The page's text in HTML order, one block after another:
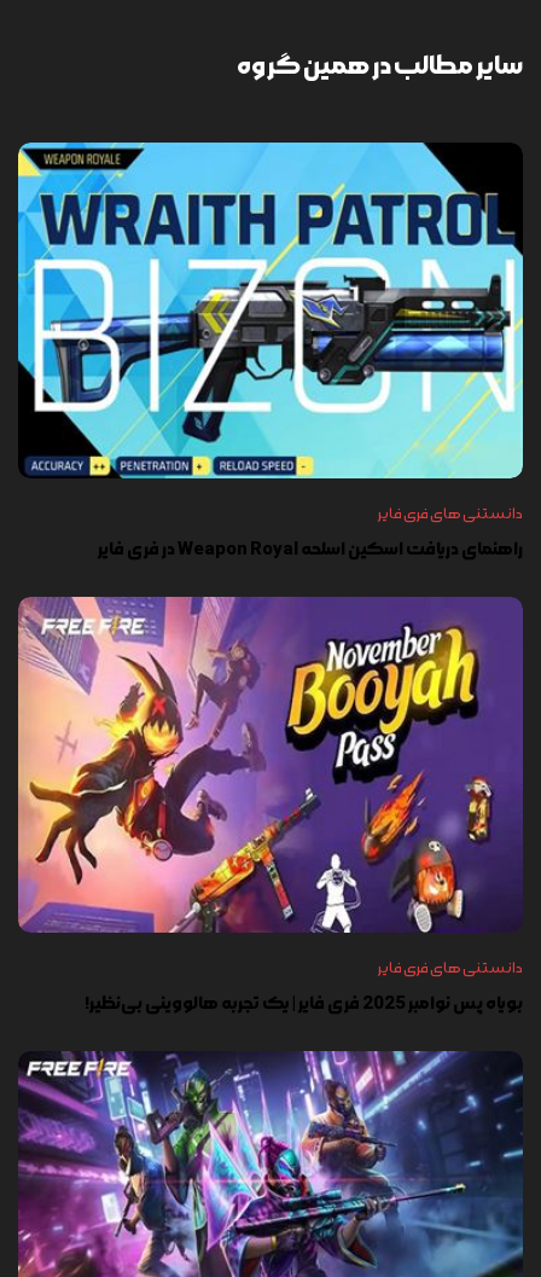
سایر مطالب در همین گروه
دانستنی های فری فایر
راهنمای دریافت اسکین اسلحه Weapon Royal در فری فایر
دانستنی های فری فایر
بویاه پس نوامبر 2025 فری فایر | یک تجربه هالووینی بی‌نظیر!